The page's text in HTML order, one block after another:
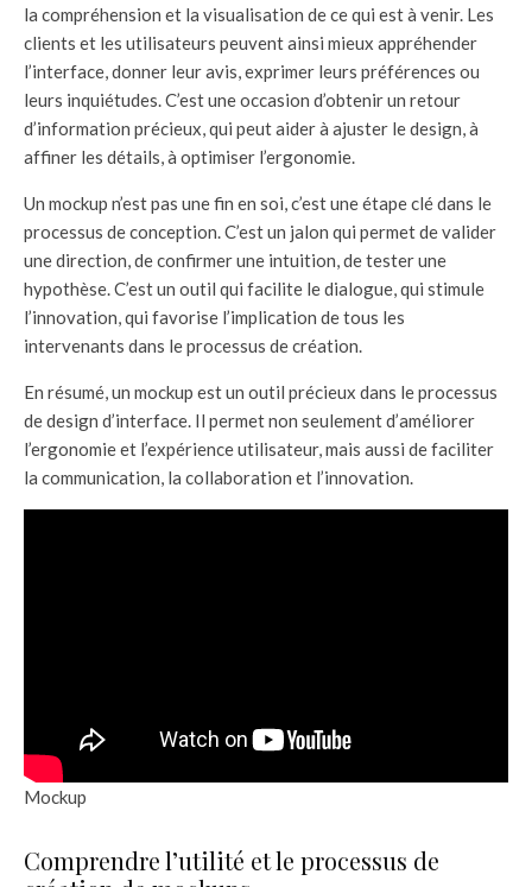
la compréhension et la visualisation de ce qui est à venir. Les
clients et les utilisateurs peuvent ainsi mieux appréhender
l’interface, donner leur avis, exprimer leurs préférences ou
leurs inquiétudes. C’est une occasion d’obtenir un retour
d’information précieux, qui peut aider à ajuster le design, à
affiner les détails, à optimiser l’ergonomie.
Un mockup n’est pas une fin en soi, c’est une étape clé dans le
processus de conception. C’est un jalon qui permet de valider
une direction, de confirmer une intuition, de tester une
hypothèse. C’est un outil qui facilite le dialogue, qui stimule
l’innovation, qui favorise l’implication de tous les
intervenants dans le processus de création.
En résumé, un mockup est un outil précieux dans le processus
de design d’interface. Il permet non seulement d’améliorer
l’ergonomie et l’expérience utilisateur, mais aussi de faciliter
la communication, la collaboration et l’innovation.
Mockup
Comprendre l’utilité et le processus de